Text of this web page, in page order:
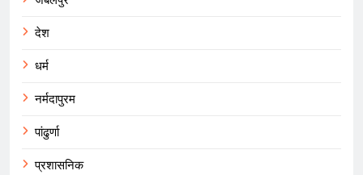
देश
धर्म
नर्मदापुरम
पांढुर्णा
प्रशासनिक